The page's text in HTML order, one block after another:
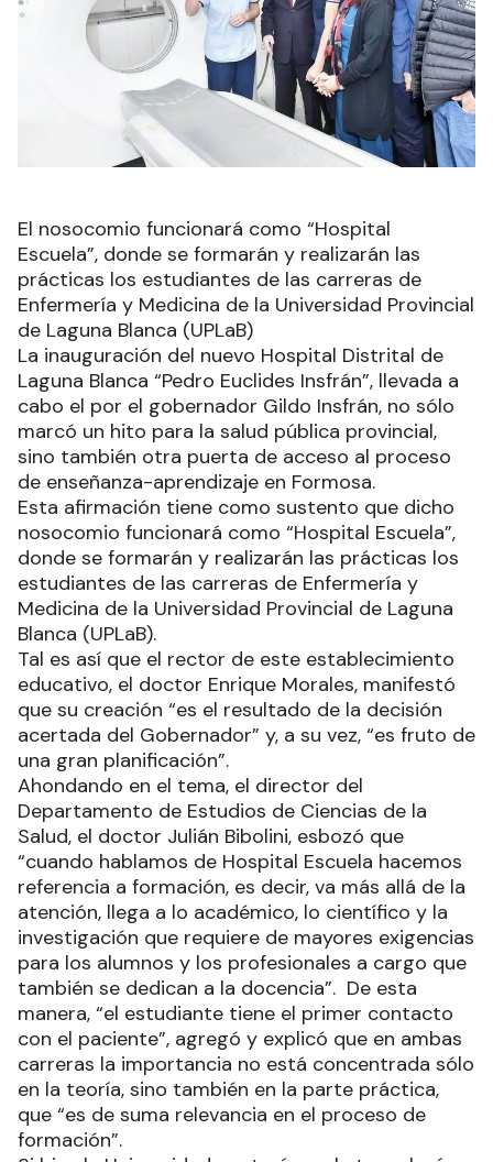
El nosocomio funcionará como “Hospital
Escuela”, donde se formarán y realizarán las
prácticas los estudiantes de las carreras de
Enfermería y Medicina de la Universidad Provincial
de Laguna Blanca (UPLaB)
La inauguración del nuevo Hospital Distrital de
Laguna Blanca “Pedro Euclides Insfrán”, llevada a
cabo el por el gobernador Gildo Insfrán, no sólo
marcó un hito para la salud pública provincial,
sino también otra puerta de acceso al proceso
de enseñanza-aprendizaje en Formosa.
Esta afirmación tiene como sustento que dicho
nosocomio funcionará como “Hospital Escuela”,
donde se formarán y realizarán las prácticas los
estudiantes de las carreras de Enfermería y
Medicina de la Universidad Provincial de Laguna
Blanca (UPLaB).
Tal es así que el rector de este establecimiento
educativo, el doctor Enrique Morales, manifestó
que su creación “es el resultado de la decisión
acertada del Gobernador” y, a su vez, “es fruto de
una gran planificación”.
Ahondando en el tema, el director del
Departamento de Estudios de Ciencias de la
Salud, el doctor Julián Bibolini, esbozó que
“cuando hablamos de Hospital Escuela hacemos
referencia a formación, es decir, va más allá de la
atención, llega a lo académico, lo científico y la
investigación que requiere de mayores exigencias
para los alumnos y los profesionales a cargo que
también se dedican a la docencia”. De esta
manera, “el estudiante tiene el primer contacto
con el paciente”, agregó y explicó que en ambas
carreras la importancia no está concentrada sólo
en la teoría, sino también en la parte práctica,
que “es de suma relevancia en el proceso de
formación”.